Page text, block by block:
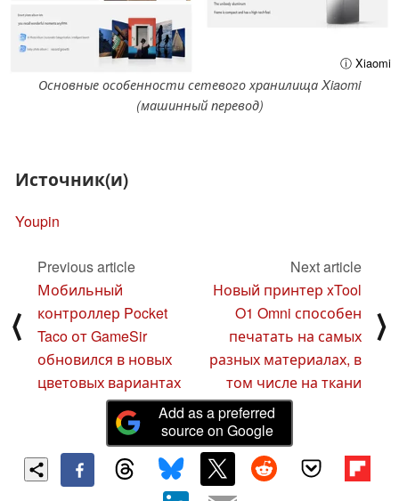
ⓘ Xiaomi
Основные особенности сетевого хранилища Xiaomi
(машинный перевод)
Источник(и)
Youpin
⟨
Previous article
Мобильный
контроллер Pocket
Taco от GameSir
обновился в новых
цветовых вариантах
Next article
Новый принтер xTool
O1 Omni способен
печатать на самых
разных материалах, в
том числе на ткани
⟩
Add as a preferred
source on Google